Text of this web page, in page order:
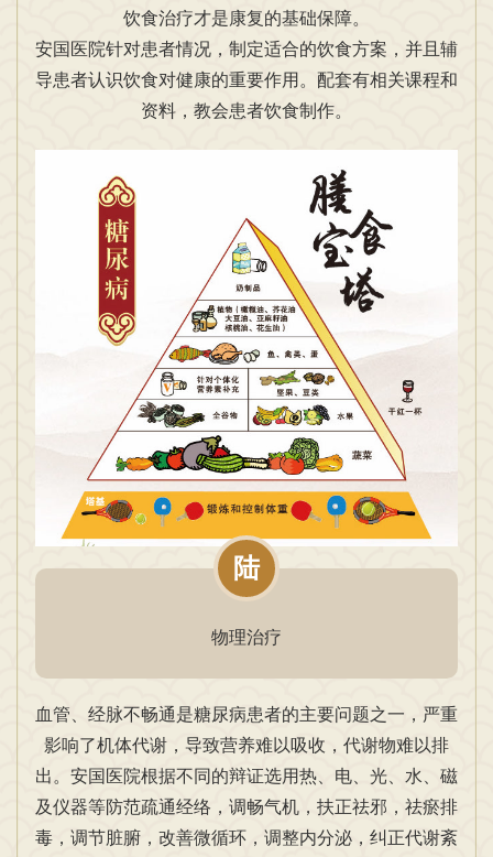
饮食治疗才是康复的基础保障。
安国医院针对患者情况，制定适合的饮食方案，并且辅
导患者认识饮食对健康的重要作用。配套有相关课程和
资料，教会患者饮食制作。
陆
物理治疗
血管、经脉不畅通是糖尿病患者的主要问题之一，严重
影响了机体代谢，导致营养难以吸收，代谢物难以排
出。安国医院根据不同的辩证选用热、电、光、水、磁
及仪器等防范疏通经络，调畅气机，扶正祛邪，祛瘀排
毒，调节脏腑，改善微循环，调整内分泌，纠正代谢紊